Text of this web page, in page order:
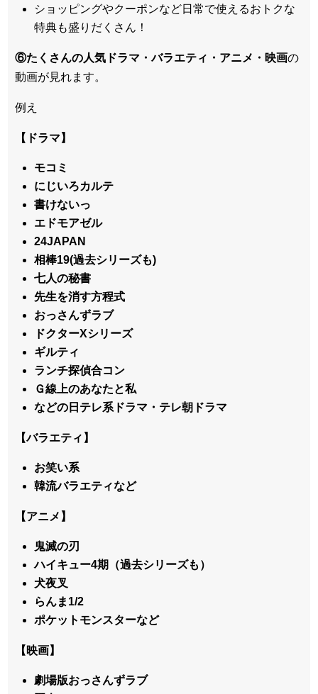
ショッピングやクーポンなど日常で使えるおトクな
特典も盛りだくさん！
⑥たくさんの人気ドラマ・バラエティ・アニメ・映画の
動画が見れます。
例え
【ドラマ】
モコミ
にじいろカルテ
書けないっ
エドモアゼル
24JAPAN
相棒19(過去シリーズも)
七人の秘書
先生を消す方程式
おっさんずラブ
ドクターXシリーズ
ギルティ
ランチ探偵合コン
Ｇ線上のあなたと私
などの日テレ系ドラマ・テレ朝ドラマ
【バラエティ】
お笑い系
韓流バラエティなど
【アニメ】
鬼滅の刃
ハイキュー4期（過去シリーズも）
犬夜叉
らんま1/2
ポケットモンスターなど
【映画】
劇場版おっさんずラブ